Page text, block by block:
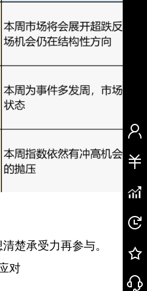
楚承受力再参与。
对